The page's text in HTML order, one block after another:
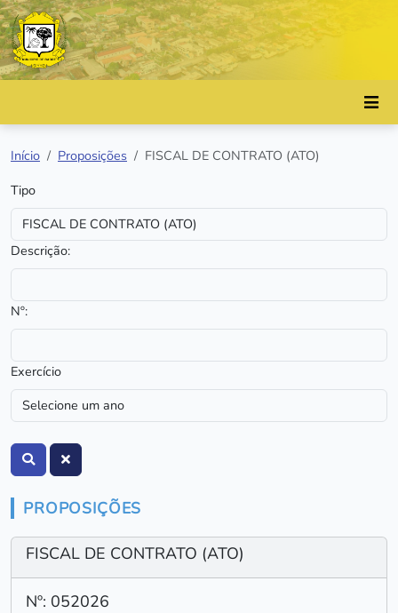
Início Proposições
FISCAL DE CONTRATO (ATO)
Tipo
Descrição:
Nº:
Exercício
PROPOSIÇÕES
FISCAL DE CONTRATO (ATO)
Nº: 052026